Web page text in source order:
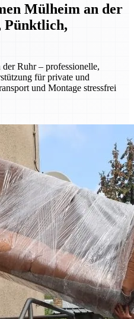
Mülheim an der
Pünktlich,
Ruhr – professionelle,
für private und
und Montage stressfrei